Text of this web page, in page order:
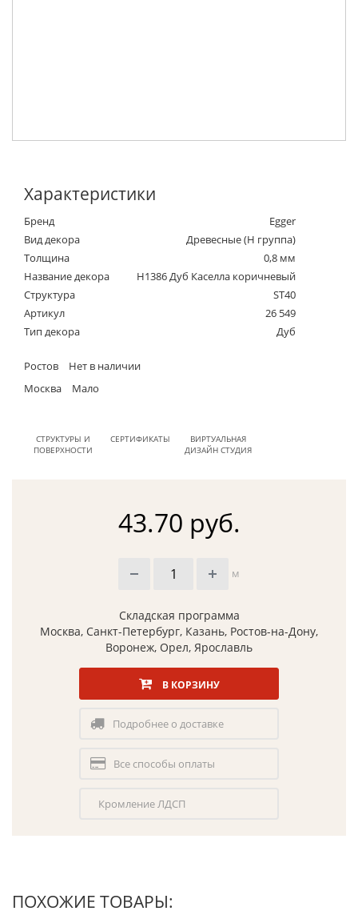
Характеристики
Бренд
Egger
Вид декора
Древесные (Н группа)
Толщина
0,8 мм
Название декора
H1386 Дуб Каселла коричневый
Структура
ST40
Артикул
26 549
Тип декора
Дуб
Ростов
Нет в наличии
Москва
Мало
СТРУКТУРЫ И
ПОВЕРХНОСТИ
СЕРТИФИКАТЫ
ВИРТУАЛЬНАЯ
ДИЗАЙН СТУДИЯ
43.70 руб.
м
Складская программа
Москва, Санкт-Петербург, Казань, Ростов-на-Дону,
Воронеж, Орел, Ярославль
В КОРЗИНУ
Подробнее о доставке
Все способы оплаты
Кромление ЛДСП
ПОХОЖИЕ ТОВАРЫ: